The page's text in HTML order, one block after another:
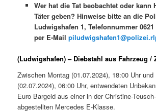
Wer hat die Tat beobachtet oder kann
Täter geben? Hinweise bitte an die
Ludwigshafen 1, Telefonnummer 0621
per E-Mail
(Ludwigshafen) – Diebstahl aus Fahrzeug /
Zwischen Montag (01.07.2024), 18:00 Uhr und
(02.07.2024), 06:00 Uhr, entwendeten
Euro Bargeld aus einer in der Christine-
abgestellten Mercedes E-Klasse.